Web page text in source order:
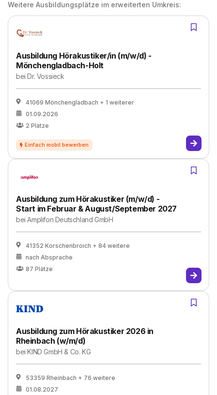
Weitere Ausbildungsplätze im erweiterten Umkreis:
Ausbildung Hörakustiker/in (m/w/d) -
Mönchengladbach-Holt
beiDr. Vossieck
41069 Mönchengladbach + 1 weiterer
01.09.2026
2 Plätze
Ausbildung zum Hörakustiker (m/w/d) -
Start im Februar & August/September 2027
beiAmplifon Deutschland GmbH
41352 Korschenbroich + 84 weitere
nach Absprache
87 Plätze
Ausbildung zum Hörakustiker 2026 in
Rheinbach (w/m/d)
beiKIND GmbH & Co. KG
53359 Rheinbach + 76 weitere
01.08.2027